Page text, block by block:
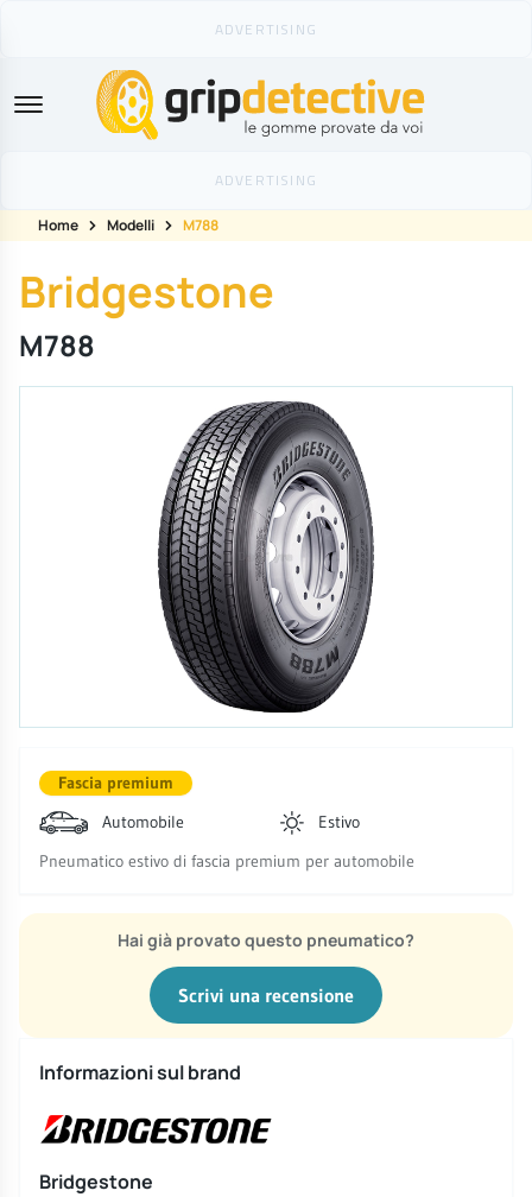
GripDetective
Home Modelli M788
Bridgestone
M788
Fascia premium
Automobile
Estivo
Pneumatico estivo di fascia premium per automobile
Hai già provato questo pneumatico?
Scrivi una recensione
Informazioni sul brand
Bridgestone